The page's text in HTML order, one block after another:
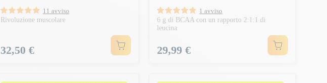
11 avviso
Rivoluzione muscolare
Prezzo
32,50 €
1 avviso
6 g di BCAA con un rapporto 2:1:1 di
leucina
Prezzo
29,99 €